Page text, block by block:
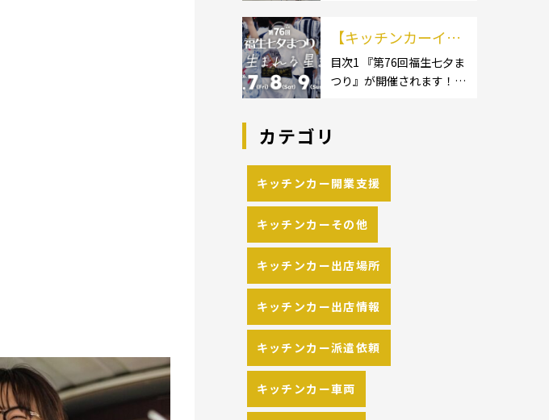
の流れや人気メニュ
ーを解説
キッチンカー:軽バン]1.1.2
[小型キッチンカー:軽トラ
ック]1.1.3 [中型・大型キッ
【キッチンカーイベ
ント情報】第76回福
生七夕まつりが開催
目次1 『第76回福生七夕ま
つり』が開催されます！2
りイベント！ 日本全国で、
催されています。 開業前に
キッチンカーの出店 […]
カテゴリ
キッチンカー開業支援
キッチンカーその他
キッチンカー出店場所
キッチンカー出店情報
キッチンカー派遣依頼
キッチンカー車両